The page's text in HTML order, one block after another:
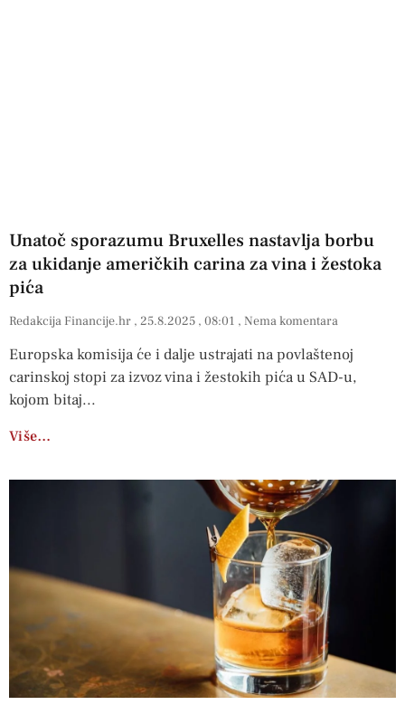
Unatoč sporazumu Bruxelles nastavlja borbu
za ukidanje američkih carina za vina i žestoka
pića
Redakcija Financije.hr 25.8.2025 08:01 Nema komentara
Europska komisija će i dalje ustrajati na povlaštenoj
carinskoj stopi za izvoz vina i žestokih pića u SAD-u,
kojom bitaj
Više…